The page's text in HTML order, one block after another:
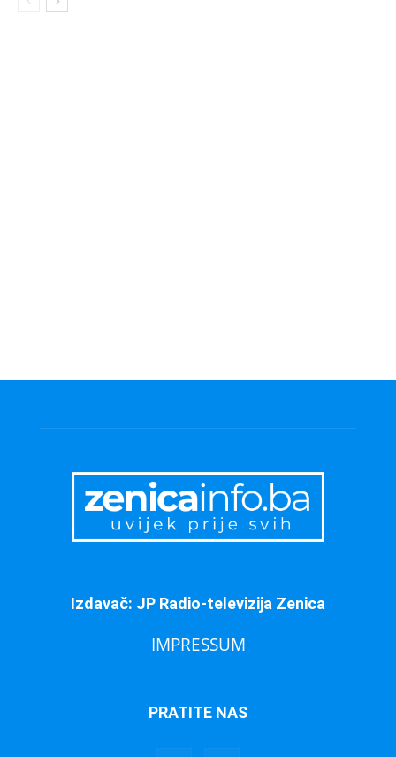
Izdavač: JP Radio-televizija Zenica
IMPRESSUM
PRATITE NAS